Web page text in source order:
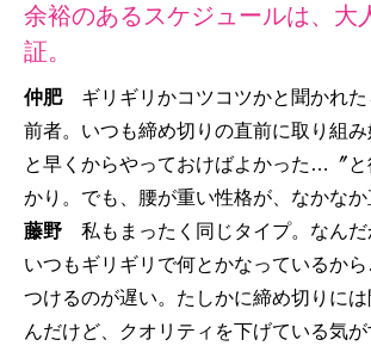
余裕のあるスケジュールは、大
証。
仲肥ギリギリかコツコツかと聞かれた
前者。いつも締め切りの直前に取り組
と早くからやっておけばよかった…〞
かり。でも、腰が重い性格が、なかなか
藤野 私もまったく同じタイプ。なんだ
いつもギリギリで何とかなっているか
つけるのが遅い。たしかに締め切りに
んだけど、クオリティを下げている気が